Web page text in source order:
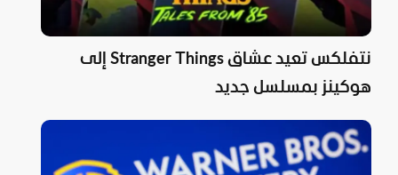
نتفلكس تعيد عشاق Stranger Things إلى
هوكينز بمسلسل جديد